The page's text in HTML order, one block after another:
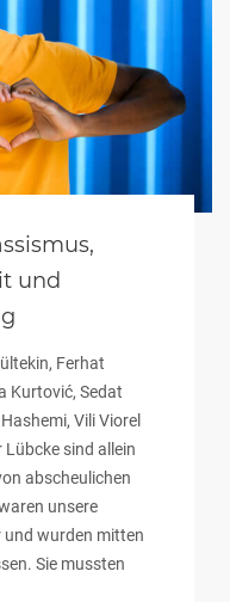
und
Ferhat
Kurtović, Sedat
Vili Viorel
Lübcke sind allein
abscheulichen
unsere
wurden mitten
Sie mussten